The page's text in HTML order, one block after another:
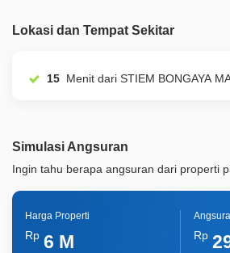
Lokasi dan Tempat Sekitar
15 Menit dari STIEM
Simulasi Angsuran
Ingin tahu berapa angsuran dari properti
Harga Properti
Rp 6 M Rp